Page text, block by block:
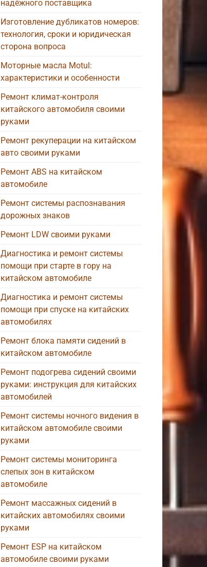
надёжного поставщика
Изготовление дубликатов номеров:
технология, сроки и юридическая
сторона вопроса
Моторные масла Motul:
характеристики и особенности
Ремонт климат-контроля
китайского автомобиля своими
руками
Ремонт рекуперации на китайском
авто своими руками
Ремонт ABS на китайском
автомобиле
Ремонт системы распознавания
дорожных знаков
Ремонт LDW своими руками
Диагностика и ремонт системы
помощи при старте в гору на
китайском автомобиле
Диагностика и ремонт системы
помощи при спуске на китайских
автомобилях
Ремонт блока памяти сидений в
китайском автомобиле
Ремонт подогрева сидений своими
руками: инструкция для китайских
автомобилей
Ремонт системы ночного видения в
китайском автомобиле своими
руками
Ремонт системы мониторинга
слепых зон в китайском
автомобиле
Ремонт массажных сидений в
китайских автомобилях своими
руками
Ремонт ESP на китайском
автомобиле своими руками